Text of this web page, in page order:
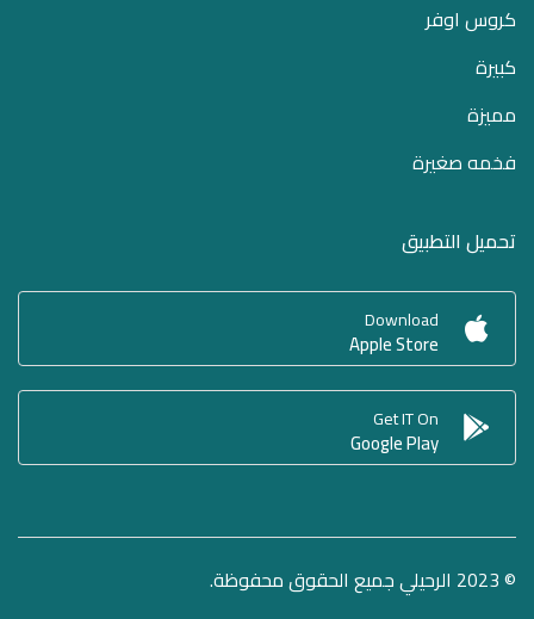
كروس اوفر
كبيرة
مميزة
فخمه صغيرة
تحميل التطبيق
Download
Apple Store
Get IT On
Google Play
© 2023 الرحيلي جميع الحقوق محفوظة.